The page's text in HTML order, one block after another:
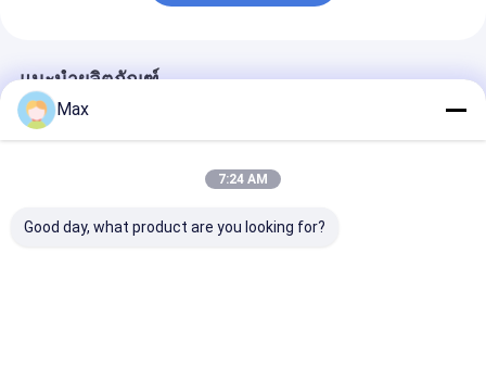
แนะนำผลิตภัณฑ์
Max
7:24 AM
Good day, what product are you looking for?